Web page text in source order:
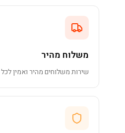
משלוח מהיר
שירות משלוחים מהיר ואמין